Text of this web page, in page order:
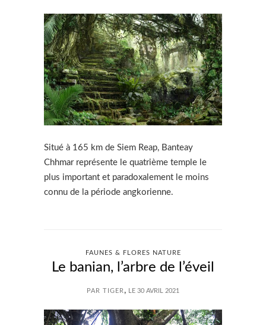
Situé à 165 km de Siem Reap, Banteay
Chhmar représente le quatrième temple le
plus important et paradoxalement le moins
connu de la période angkorienne.
FAUNES & FLORES NATURE
Le banian, l’arbre de l’éveil
PAR TIGER , LE 30 AVRIL 2021